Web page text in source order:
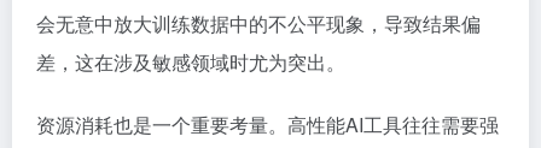
会无意中放大训练数据中的不公平现象，导致结果偏
差，这在涉及敏感领域时尤为突出。
资源消耗也是一个重要考量。高性能AI工具往往需要强